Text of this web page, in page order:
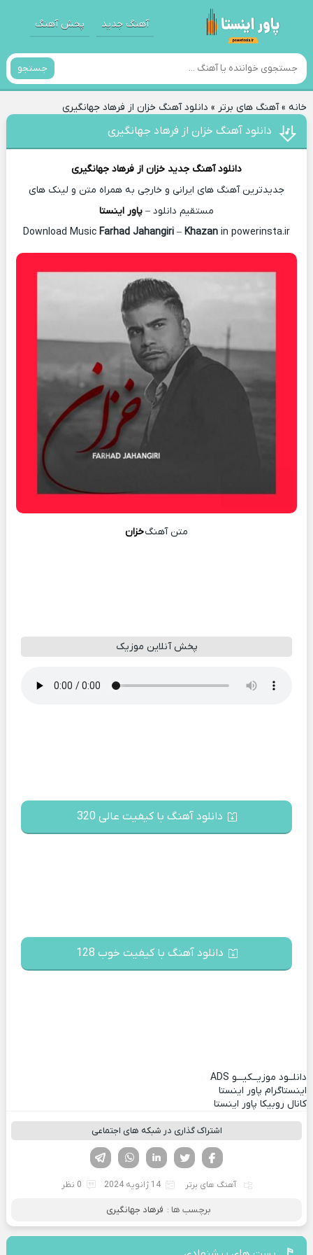
آهنگ جدید پخش آهنگ
جستجو
خانه»آهنگ های برتر » دانلود آهنگ خزان از فرهاد جهانگیری
دانلود آهنگ خزان از فرهاد جهانگیری
دانلود آهنگ جدید خزان از فرهاد جهانگیری
جدیدترین آهنگ های ایرانی و خارجی به همراه متن و لینک های
مستقیم دانلود – پاور اینستا
Download Music
Farhad Jahangiri– Khazan in powerinsta.ir
متن آهنگخزان
پخش آنلاین موزیک
دانلود آهنگ با کیفیت عالی 320
دانلود آهنگ با کیفیت خوب 128
دانلــود موزیــکیـــو ADS
اینستاگرام پاور اینستا
کانال روبیکا پاور اینستا
اشتراک گذاری در شبکه های اجتماعی
لینکدین تویتر
فیسوک
آهنگ های برتر 14 ژانویه 2024 0 نظر
برچسب ها : فرهاد جهانگیری